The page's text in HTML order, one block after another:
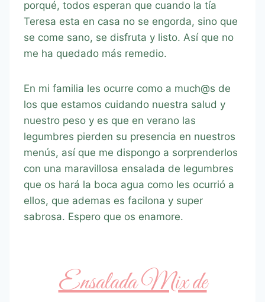
porqué, todos esperan que cuando la tía
Teresa esta en casa no se engorda, sino que
se come sano, se disfruta y listo. Así que no
me ha quedado más remedio.
En mi familia les ocurre como a much@s de
los que estamos cuidando nuestra salud y
nuestro peso y es que en verano las
legumbres pierden su presencia en nuestros
menús, así que me dispongo a sorprenderlos
con una maravillosa ensalada de legumbres
que os hará la boca agua como les ocurrió a
ellos, que ademas es facilona y super
sabrosa. Espero que os enamore.
Ensalada Mix de